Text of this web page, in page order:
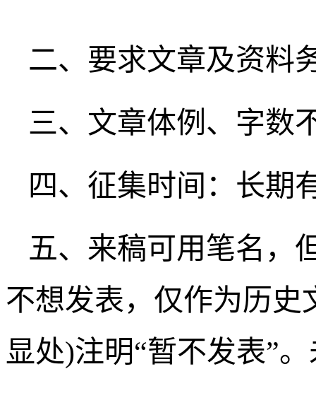
二、要求文章及资料
三、文章体例、字数
四、征集时间：长期
五、来稿可用笔名，
不想发表，仅作为历
显处)注明“暂不发表”